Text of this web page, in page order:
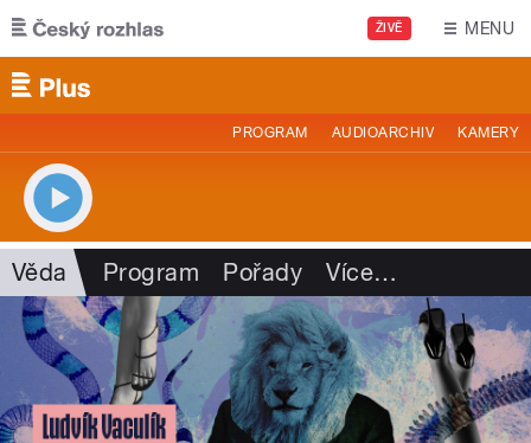
Přejít k hlavnímu obsahu
ŽIVĚ MENU
PROGRAM AUDIOARCHIV KAMERY
Věda Program Pořady Více…